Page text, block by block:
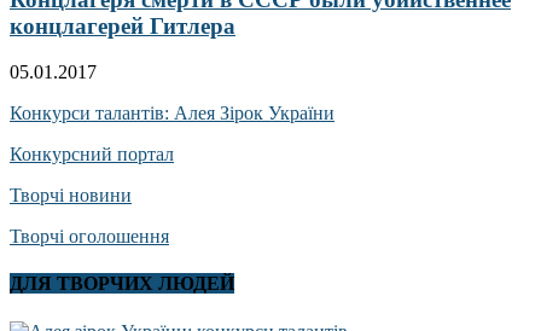
концлагерей Гитлера
05.01.2017
Конкурси талантів: Алея Зірок України
Конкурсний портал
Творчі новини
Творчі оголошення
ДЛЯ ТВОРЧИХ ЛЮДЕЙ